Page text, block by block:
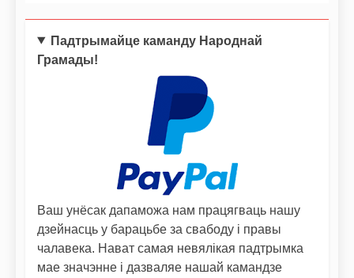
Падтрымайце каманду Народнай
Грамады!
Ваш унёсак дапаможа нам працягваць нашу
дзейнасць у барацьбе за свабоду і правы
чалавека. Нават самая невялікая падтрымка
мае значэнне і дазваляе нашай камандзе